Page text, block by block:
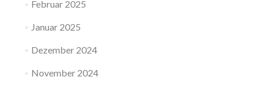
Februar 2025
Januar 2025
Dezember 2024
November 2024